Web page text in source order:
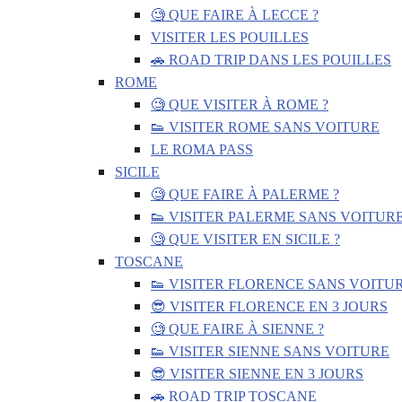
🧐 QUE FAIRE À LECCE ?
VISITER LES POUILLES
🚗 ROAD TRIP DANS LES POUILLES
ROME
🧐 QUE VISITER À ROME ?
👟 VISITER ROME SANS VOITURE
LE ROMA PASS
SICILE
🧐 QUE FAIRE À PALERME ?
👟 VISITER PALERME SANS
🧐 QUE VISITER EN SICILE ?
TOSCANE
👟 VISITER FLORENCE SANS
😎 VISITER FLORENCE EN 3 JOURS
🧐 QUE FAIRE À SIENNE ?
👟 VISITER SIENNE SANS VOITURE
😎 VISITER SIENNE EN 3 JOURS
🚗 ROAD TRIP TOSCANE